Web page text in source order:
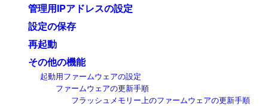
管理用IPアドレスの設定
設定の保存
再起動
その他の機能
起動用ファームウェアの設定
ファームウェアの更新手順
フラッシュメモリー上のファームウェアの更新手順